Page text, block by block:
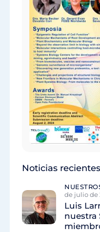
Noticias recientes
de julio de
Luis
nuestra